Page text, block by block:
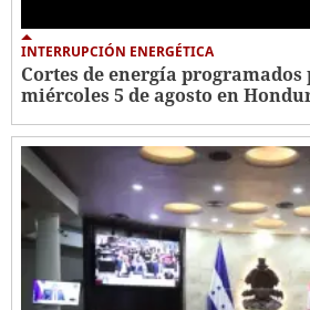
INTERRUPCIÓN ENERGÉTICA
Cortes de energía programados
miércoles 5 de agosto en